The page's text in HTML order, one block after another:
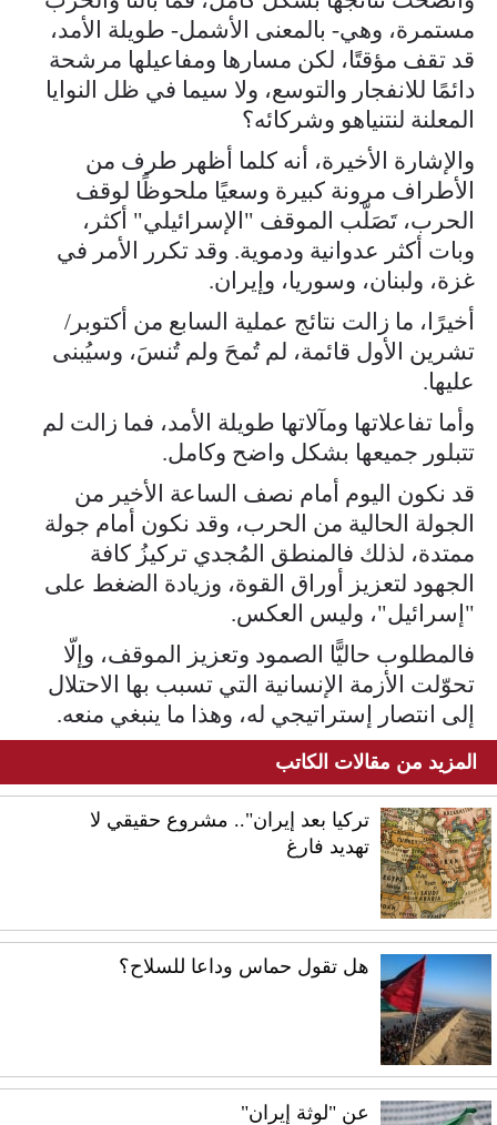
مستمرة، وهي- بالمعنى الأشمل- طويلة الأمد،
قد تقف مؤقتًا، لكن مسارها ومفاعيلها مرشحة
دائمًا للانفجار والتوسع، ولا سيما في ظل النوايا
المعلنة لنتنياهو وشركائه؟
والإشارة الأخيرة، أنه كلما أظهر طرف من
الأطراف مرونة كبيرة وسعيًا ملحوظًا لوقف
الحرب، تَصَلَّب الموقف "الإسرائيلي" أكثر،
وبات أكثر عدوانية ودموية. وقد تكرر الأمر في
غزة، ولبنان، وسوريا، وإيران.
أخيرًا، ما زالت نتائج عملية السابع من أكتوبر/
تشرين الأول قائمة، لم تُمحَ ولم تُنسَ، وسيُبنى
عليها.
وأما تفاعلاتها ومآلاتها طويلة الأمد، فما زالت لم
تتبلور جميعها بشكل واضح وكامل.
قد نكون اليوم أمام نصف الساعة الأخير من
الجولة الحالية من الحرب، وقد نكون أمام جولة
ممتدة، لذلك فالمنطق المُجدي تركيزُ كافة
الجهود لتعزيز أوراق القوة، وزيادة الضغط على
"إسرائيل"، وليس العكس.
فالمطلوب حاليًّا الصمود وتعزيز الموقف، وإلّا
تحوّلت الأزمة الإنسانية التي تسبب بها الاحتلال
إلى انتصار إستراتيجي له، وهذا ما ينبغي منعه.
المزيد من مقالات الكاتب
تركيا بعد إيران".. مشروع حقيقي لا
تهديد فارغ
هل تقول حماس وداعا للسلاح؟
عن "لوثة إيران"